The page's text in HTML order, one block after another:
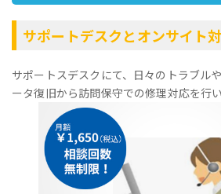
サポートデスクとオンサイト
サポートスデスクにて、日々のトラブル
ータ復旧から訪問保守での修理対応を行い